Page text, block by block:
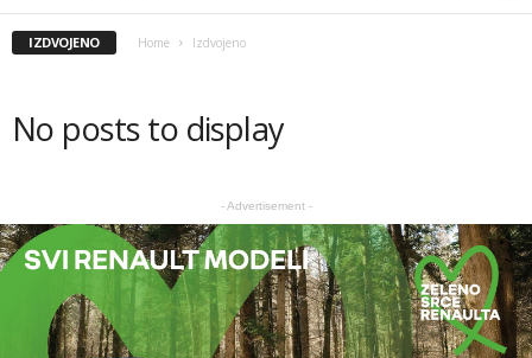
IZDVOJENO Home Izdvojeno
No posts to display
- Advertisement -